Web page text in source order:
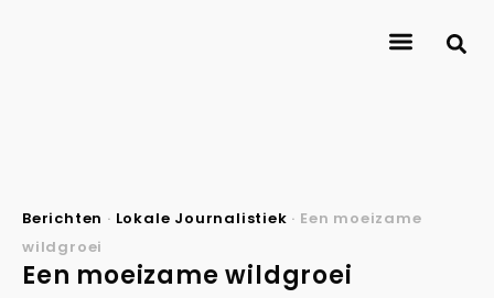
Berichten · Lokale Journalistiek · Een moeizame
wildgroei
Een moeizame wildgroei